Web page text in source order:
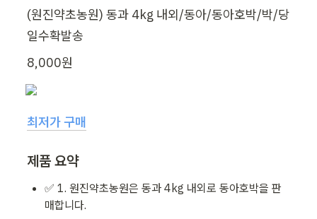
(원진약초농원) 동과 4kg 내외/동아/동아호박/박/당
일수확발송
8,000원
최저가 구매
제품 요약
✅ 1. 원진약초농원은 동과 4kg 내외로 동아호박을 판
매합니다.